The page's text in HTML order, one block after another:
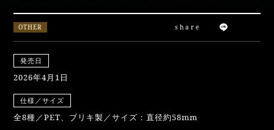
OTHER share
発売日
2026年4月1日
仕様／サイズ
全8種／PET、ブリキ製／サイズ：直径約58mm